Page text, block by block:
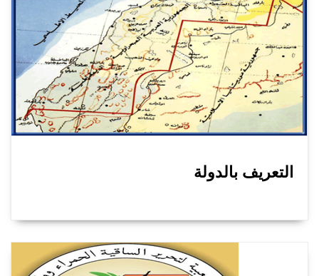
التعريف بالدولة